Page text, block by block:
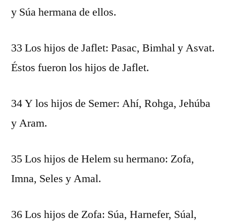
y Súa hermana de ellos.
33 Los hijos de Jaflet: Pasac, Bimhal y Asvat.
Éstos fueron los hijos de Jaflet.
34 Y los hijos de Semer: Ahí, Rohga, Jehúba
y Aram.
35 Los hijos de Helem su hermano: Zofa,
Imna, Seles y Amal.
36 Los hijos de Zofa: Súa, Harnefer, Súal,